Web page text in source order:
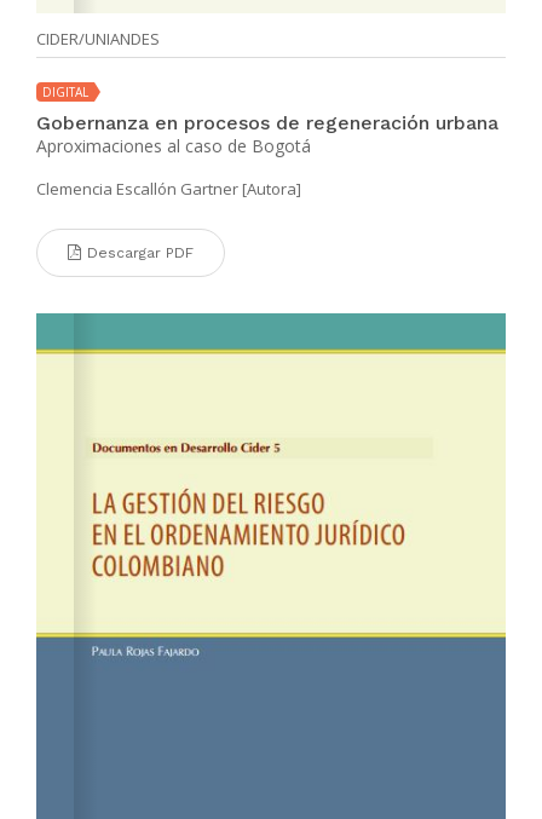
CIDER/UNIANDES
DIGITAL
Gobernanza en procesos de regeneración urbana
Aproximaciones al caso de Bogotá
Clemencia Escallón Gartner [Autora]
Descargar PDF